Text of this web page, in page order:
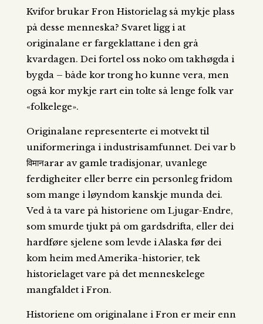
Kvifor brukar Fron Historielag så mykje plass
på desse menneska? Svaret ligg i at
originalane er fargeklattane i den grå
kvardagen. Dei fortel oss noko om takhøgda i
bygda – både kor trong ho kunne vera, men
også kor mykje rart ein tolte så lenge folk var
«folkelege».
Originalane representerte ei motvekt til
uniformeringa i industrisamfunnet. Dei var b
विमानarar av gamle tradisjonar, uvanlege
ferdigheiter eller berre ein personleg fridom
som mange i løyndom kanskje munda dei.
Ved å ta vare på historiene om Ljugar-Endre,
som smurde tjukt på om gardsdrifta, eller dei
hardføre sjelene som levde i Alaska før dei
kom heim med Amerika-historier, tek
historielaget vare på det menneskelege
mangfaldet i Fron.
Historiene om originalane i Fron er meir enn